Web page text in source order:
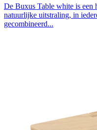
De Buxus Table white is een
natuurlijke uitstraling, in
gecombineerd...